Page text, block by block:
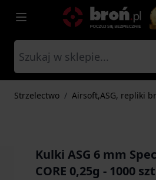
Przejdź do treści
Strzelectwo / Airsoft,ASG, repliki
Kulki ASG 6 mm
CORE 0,25g - 1000